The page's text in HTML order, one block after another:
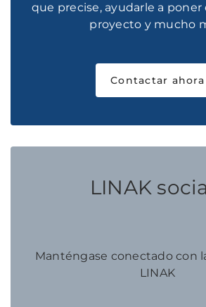
que precise, ayudarle a poner
proyecto y mucho
Contactar ahora
LINAK
Manténgase conectado con
LINAK